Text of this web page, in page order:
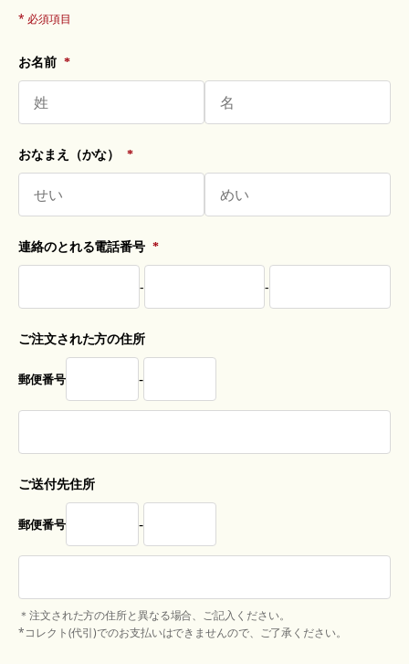
* 必須項目
お名前 *
おなまえ（かな） *
連絡のとれる電話番号 *
- -
ご注文された方の住所
郵便番号 -
ご送付先住所
郵便番号 -
＊注文された方の住所と異なる場合、ご記入ください。
*コレクト(代引)でのお支払いはできませんので、ご了承ください。